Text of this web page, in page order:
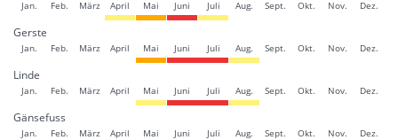
Jan. Feb. März April Mai Juni Juli Aug. Sept. Okt. Nov. Dez.
Gerste
Jan. Feb. März April Mai Juni Juli Aug. Sept. Okt. Nov. Dez.
Linde
Jan. Feb. März April Mai Juni Juli Aug. Sept. Okt. Nov. Dez.
Gänsefuss
Jan. Feb. März April Mai Juni Juli Aug. Sept. Okt. Nov. Dez.